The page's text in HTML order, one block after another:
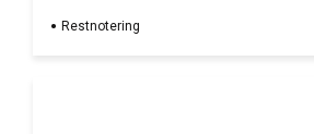
Restnotering